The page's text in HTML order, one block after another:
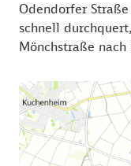
Odendorfer
schnell
Mönchstraße